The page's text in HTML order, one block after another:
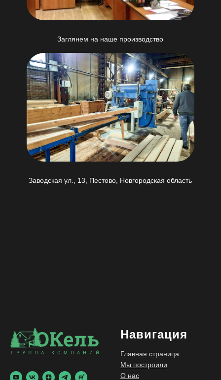
Заглянем на наше производство
Заводская ул., 13, Пестово, Новгородская область
Навигация
Главная страница
Мы построили
О нас